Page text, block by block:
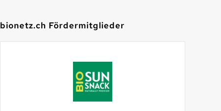
bionetz.ch Fördermitglieder